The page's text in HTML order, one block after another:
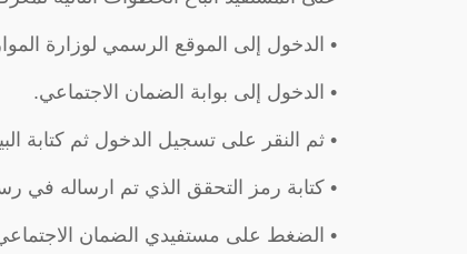
• الدخول إلى الموقع الرسمي لوزارة
• الدخول إلى بوابة الضمان الاجتماعي.
• ثم النقر على تسجيل الدخول ثم كتابة
• كتابة رمز التحقق الذي تم ارساله في
• الضغط على مستفيدي الضمان